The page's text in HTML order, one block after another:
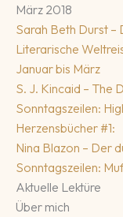
März 2018
Sarah Beth Durst –
Literarische
Januar bis März
S. J. Kincaid – The
Sonntagszeilen:
Herzensbücher #1:
Nina Blazon – Der
Sonntagszeilen:
Aktuelle Lektüre
Über mich